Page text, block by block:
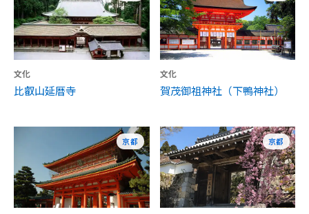
文化
比叡山延暦寺
文化
賀茂御祖神社（下鴨神社）
京都 京都